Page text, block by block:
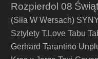
Rozpierdol 08
(Siła W Wersach)
Sztylety T.Love Tabu
Gerhard Tarantino